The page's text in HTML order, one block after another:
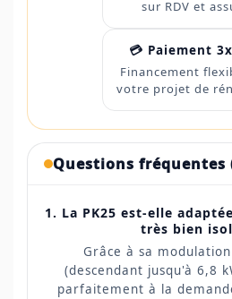
sur RDV et
💳 Paiement
Financement
votre projet de
Questions fréquentes
1. La PK25 est-elle
très bien
Grâce à sa
(descendant jusqu'à 6,8
parfaitement à la